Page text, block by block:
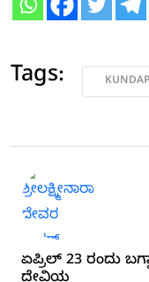
Tags:
ಏಪ್ರಿಲ್ 23 ರಂದು